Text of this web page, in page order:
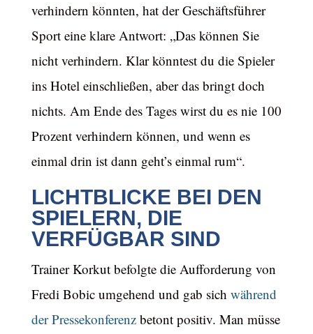
verhindern könnten, hat der Geschäftsführer
Sport eine klare Antwort: „Das können Sie
nicht verhindern. Klar könntest du die Spieler
ins Hotel einschließen, aber das bringt doch
nichts. Am Ende des Tages wirst du es nie 100
Prozent verhindern können, und wenn es
einmal drin ist dann geht’s einmal rum“.
LICHTBLICKE BEI DEN
SPIELERN, DIE
VERFÜGBAR SIND
Trainer Korkut befolgte die Aufforderung von
Fredi Bobic umgehend und gab sich während
der Pressekonferenzbetont positiv. Man müsse